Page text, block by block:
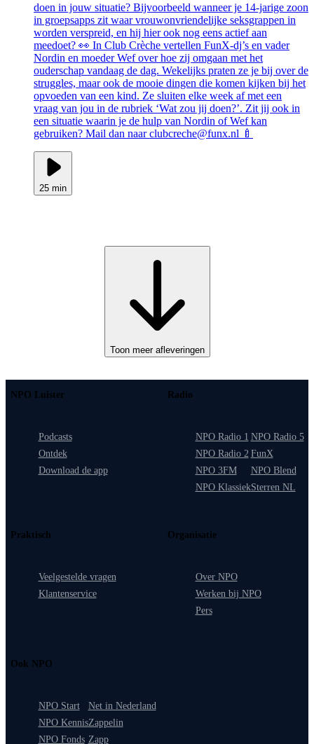
doen in jouw situatie? Bijvoorbeeld wanneer je 14-jarige zoon
in groepsapps zit waar vrouwonvriendelijke seksgrappen in
worden verspreid, en hij hier ook nog eens actief aan
meedoet? 👀 In Club Crèche vertellen FunX-dj’s en vader
Nordin en moeder Wef over hoe zij omgaan met het
ouderschap vandaag de dag. Wekelijks praten ze je bij over de
struggles, maar ook de mooie dingen die komen kijken bij het
opvoeden van een kind. Ze sluiten elke week af met een
vraag van jou in de rubriek ‘Wat zou jij doen?’. Zit jij ook in
een situatie waarin je de hulp van Nordin of Wef kan
gebruiken? Mail dan naar clubcreche@funx.nl 🍼
25 min
Toon meer afleveringen
NPO Luister
Podcasts
Ontdek
Download de app
Radio
NPO Radio 1
NPO Radio 2
NPO 3FM
NPO Klassiek
NPO Radio 5
FunX
NPO Blend
Sterren NL
Praktisch
Veelgestelde vragen
Klantenservice
Organisatie
Over NPO
Werken bij NPO
Pers
Ook NPO
NPO Start
NPO Kennis
NPO Fonds
Net in Nederland
Zappelin
Zapp